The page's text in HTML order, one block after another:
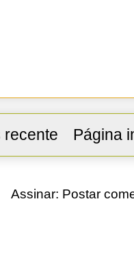
recente Página
Assinar: Postar